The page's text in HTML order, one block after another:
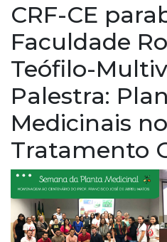
CRF-CE
Faculdade
Teófilo-
Palestra:
Medicinais
Tratamento